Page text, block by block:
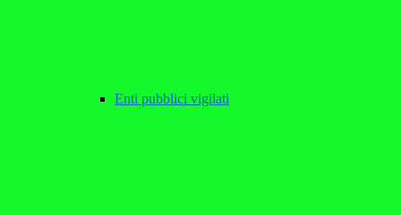
Enti pubblici vigilati